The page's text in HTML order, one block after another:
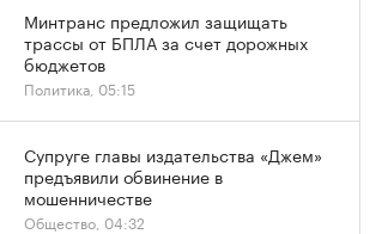
Минтранс предложил защищать
трассы от БПЛА за счет дорожных
бюджетов
Политика, 05:15
Супруге главы издательства «Джем»
предъявили обвинение в
мошенничестве
Общество, 04:32